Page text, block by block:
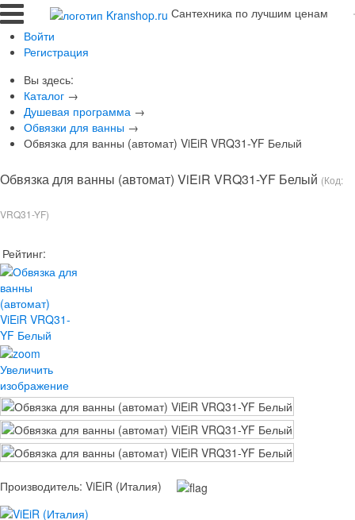
Сантехника по лучшим ценам
Войти
Регистрация
Вы здесь:
Каталог →
Душевая программа →
Обвязки для ванны →
Обвязка для ванны (автомат) ViEiR VRQ31-YF Белый
Обвязка для ванны (автомат) ViEiR VRQ31-YF Белый (Код:
VRQ31-YF)
Рейтинг:
Увеличить
изображение
Производитель: ViEiR (Италия)